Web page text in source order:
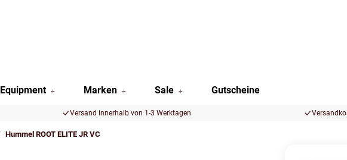
Equipment Marken Sale Gutscheine
Versand innerhalb von 1-3 Werktagen
Hummel ROOT ELITE JR VC